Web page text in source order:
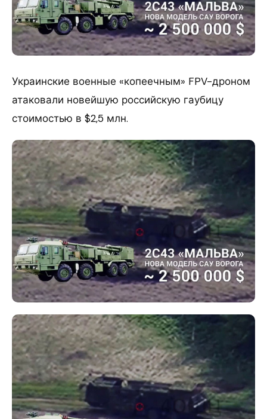
​Украинские военные «копеечным» FPV-дроном
атаковали новейшую российскую гаубицу
стоимостью в $2,5 млн.